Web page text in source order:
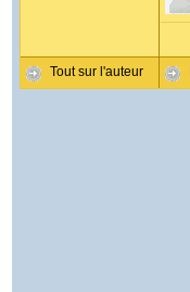
Tout sur l'auteur